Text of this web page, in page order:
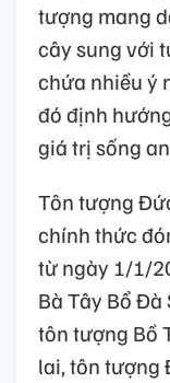
tượng mang
cây sung với
chứa nhiều ý
đó định
giá trị sống
Tôn tượng
chính thức
từ ngày 1/1/
Bà Tây Bổ
tôn tượng Bồ
lai, tôn tượng